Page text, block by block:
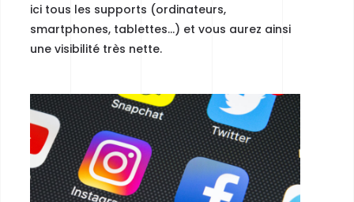
ici tous les supports (ordinateurs,
smartphones, tablettes…) et vous aurez ainsi
une visibilité très nette.